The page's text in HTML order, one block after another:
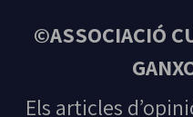
©ASSOCIACIÓ
Els articles